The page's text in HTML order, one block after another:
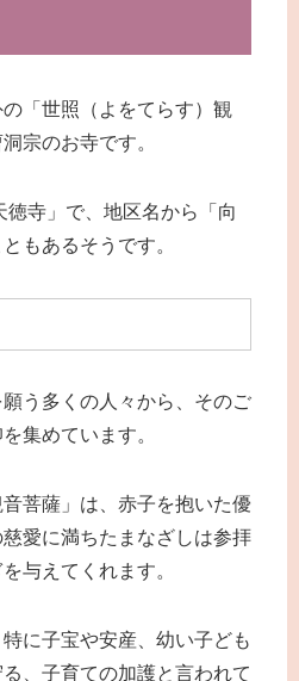
「世照（よをてらす）観
宗のお寺です。
徳寺」で、地区名から「向
もあるそうです。
う多くの人々から、そのご
集めています。
菩薩」は、赤子を抱いた優
愛に満ちたまなざしは参拝
与えてくれます。
に子宝や安産、幼い子ども
、子育ての加護と言われて